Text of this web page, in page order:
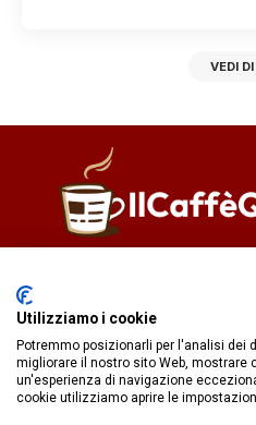
VEDI
C.F.
Chi
Privacy &
Utilizziamo i cookie
Potremmo posizionarli per l'analisi dei
migliorare il nostro sito Web, mostrare
un'esperienza di navigazione
cookie utilizziamo aprire le